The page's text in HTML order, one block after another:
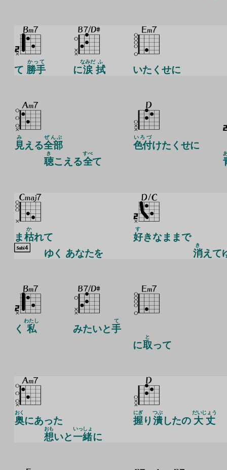
て 勝手
かって
に涙
なみだ
拭
ふ
いたくせに
見
み
える全部
ぜんぶ
聴
き
こえる全
すべ
て
色付
いろづ
けたくせに
ま 枯
か
れて
ゆく あなたを
好
す
きなままで
消
き
えて
く 私
わたし
みたいと手
て
に取
と
って
奥
おく
にあった
想
おも
いと一緒
いっしょ
に
握
にぎ
り 潰
つぶ
したの 大丈
だいじょう